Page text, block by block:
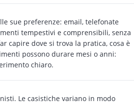
sue preferenze: email, telefonate
tempestivi e comprensibili, senza
capire dove si trova la pratica, cosa è
possono durare mesi o anni:
chiaro.
Le casistiche variano in modo